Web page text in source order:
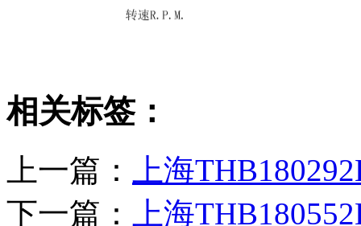
相关标签：
上一篇：
上海
下一篇：
上海